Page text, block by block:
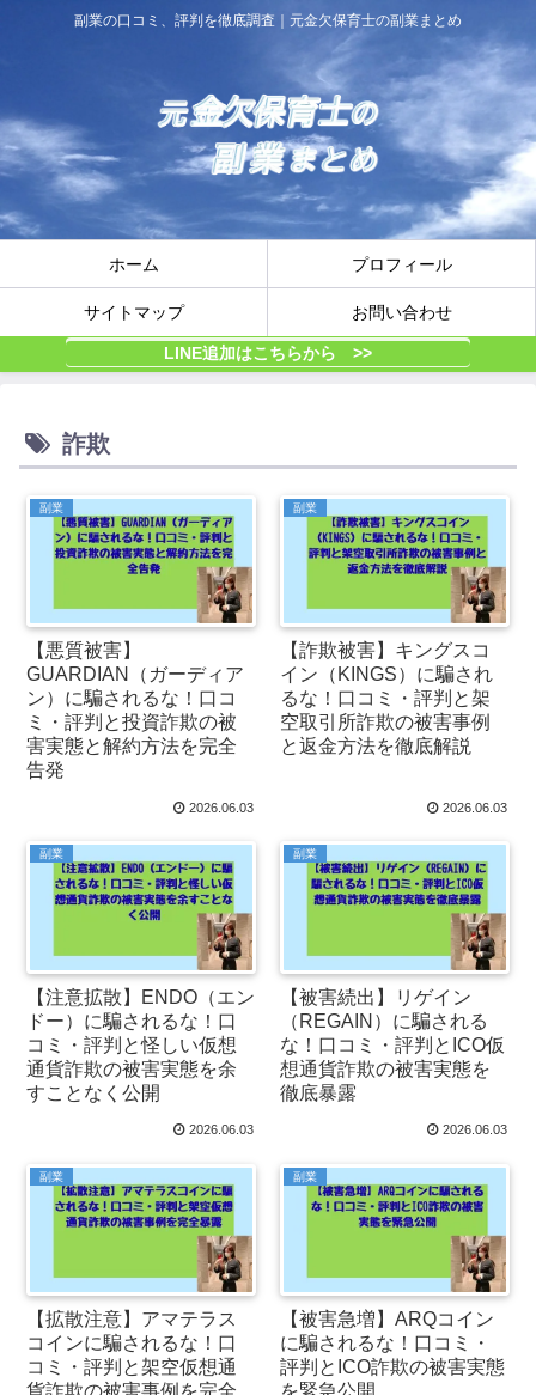
副業の口コミ、評判を徹底調査｜元金欠保育士の副業まとめ
ホーム プロフィール
サイトマップ お問い合わせ
LINE追加はこちらから >>
詐欺
副業
【悪質被害】
GUARDIAN（ガーディア
ン）に騙されるな！口コ
ミ・評判と投資詐欺の被
害実態と解約方法を完全
告発
2026.06.03
副業
【詐欺被害】キングスコ
イン（KINGS）に騙され
るな！口コミ・評判と架
空取引所詐欺の被害事例
と返金方法を徹底解説
2026.06.03
副業
【注意拡散】ENDO（エン
ドー）に騙されるな！口
コミ・評判と怪しい仮想
通貨詐欺の被害実態を余
すことなく公開
2026.06.03
副業
【被害続出】リゲイン
（REGAIN）に騙される
な！口コミ・評判とICO仮
想通貨詐欺の被害実態を
徹底暴露
2026.06.03
副業
【拡散注意】アマテラス
コインに騙されるな！口
コミ・評判と架空仮想通
貨詐欺の被害事例を完全
副業
【被害急増】ARQコイン
に騙されるな！口コミ・
評判とICO詐欺の被害実態
を緊急公開